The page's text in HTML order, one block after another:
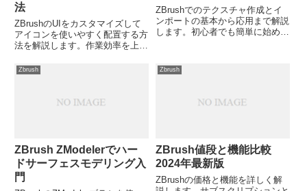
法
ZBrushのUIをカスタマイズして
アイコンを使いやすく配置する方
法を解説します。作業効率を上げ
ZBrushでのテクスチャ作成とイ
ンポートの基本から応用まで解説
します。初心者でも簡単に始めら
のような作品を作りたいですか？
Zbrush
ZBrush ZModelerでハー
ドサーフェスモデリング入
門
Zbrush
ZBrush値段と機能比較
2024年最新版
ZBrushの価格と機能を詳しく解